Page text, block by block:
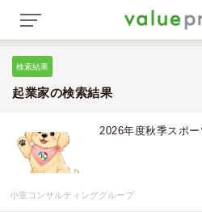
検索結果
起業家の検索結果
2026年度秋季スポ
小室コンサルティンググループ